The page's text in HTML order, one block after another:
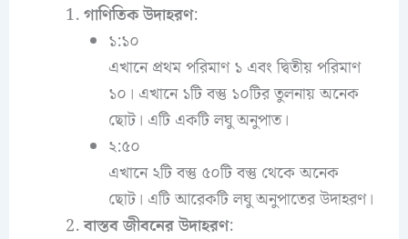
গাণিতিক উদাহরণ:
১:১০
এখানে প্রথম পরিমাণ ১ এবং দ্বিতীয় পরিমাণ
১০। এখানে ১টি বস্তু ১০টির তুলনায় অনেক
ছোট। এটি একটি লঘু অনুপাত।
২:৫০
এখানে ২টি বস্তু ৫০টি বস্তু থেকে অনেক
ছোট। এটি আরেকটি লঘু অনুপাতের উদাহরণ।
বাস্তব জীবনের উদাহরণ: